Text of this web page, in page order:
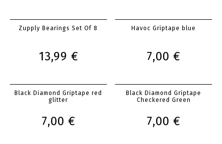
Zupply Bearings Set Of 8
13,99 €
Havoc Griptape blue
7,00 €
Black Diamond Griptape red
glitter
7,00 €
Black Diamond Griptape
Checkered Green
7,00 €